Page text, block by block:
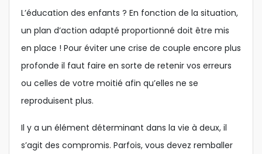
L’éducation des enfants ? En fonction de la situation,
un plan d’action adapté proportionné doit être mis
en place ! Pour éviter une crise de couple encore plus
profonde il faut faire en sorte de retenir vos erreurs
ou celles de votre moitié afin qu’elles ne se
reproduisent plus.
Il y a un élément déterminant dans la vie à deux, il
s’agit des compromis. Parfois, vous devez remballer